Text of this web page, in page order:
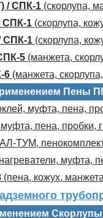
/ СПК-1(скорлупа,
СПК-1(скорлупа,
СПК-1(скорлупа,
5 (манжета,
6(манжета,
Пены
муфта, пена,
пена, пробки,
ТУМ,
муфта,
(пена, кожух,